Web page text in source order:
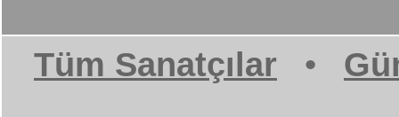
Tüm Sanatçılar •